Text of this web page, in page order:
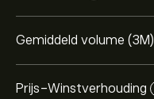
Gemiddeld volume (3M)
Prijs-Winstverhouding